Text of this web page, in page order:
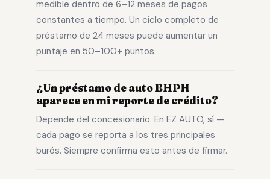
medible dentro de 6–12 meses de pagos
constantes a tiempo. Un ciclo completo de
préstamo de 24 meses puede aumentar un
puntaje en 50–100+ puntos.
¿Un préstamo de auto BHPH
aparece en mi reporte de crédito?
Depende del concesionario. En EZ AUTO, sí —
cada pago se reporta a los tres principales
burós. Siempre confirma esto antes de firmar.